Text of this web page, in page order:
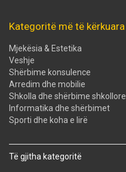
Kategoritë më të kërkuara
Mjekësia & Estetika
Veshje
Shërbime konsulence
Arredim dhe mobilie
Shkolla dhe shërbime shkollore
Informatika dhe shërbimet
Sporti dhe koha e lirë
Të gjitha kategoritë